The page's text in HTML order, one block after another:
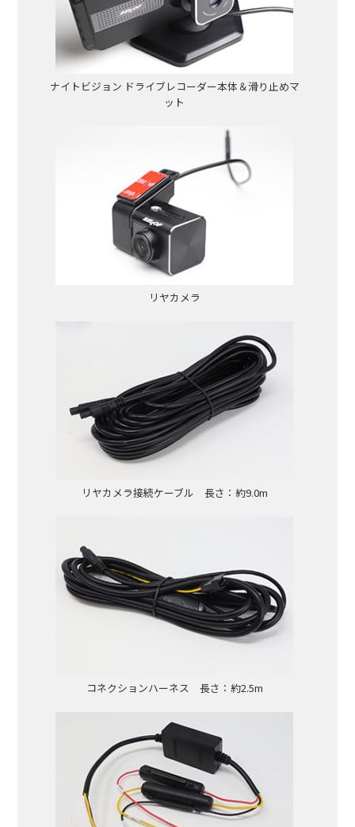
ナイトビジョン ドライブレコーダー本体＆滑り止めマ
ット
リヤカメラ
リヤカメラ接続ケーブル 長さ：約9.0m
コネクションハーネス 長さ：約2.5m